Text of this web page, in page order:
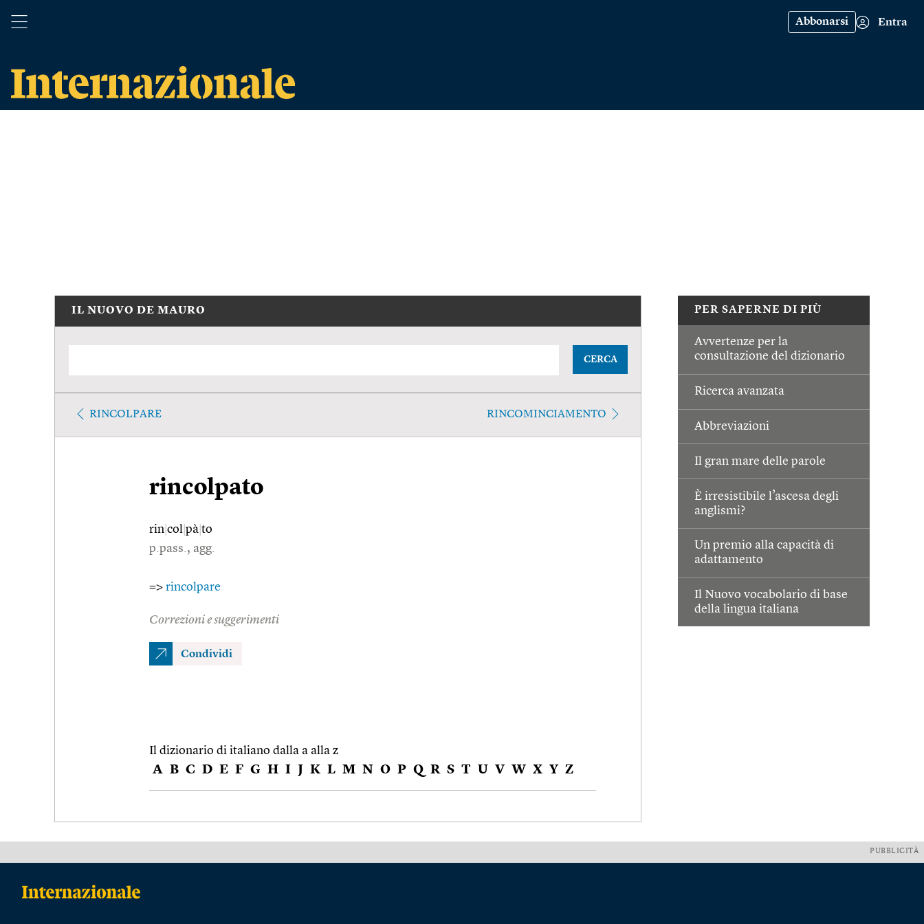
Abbonarsi Entra
PER SAPERNE DI PIÙ
Avvertenze per la
consultazione del dizionario
Ricerca avanzata
Abbreviazioni
Il gran mare delle parole
È irresistibile l’ascesa degli
anglismi?
Un premio alla capacità di
adattamento
Il Nuovo vocabolario di base
della lingua italiana
IL NUOVO DE MAURO
CERCA
RINCOLPARE RINCOMINCIAMENTO
rincolpato
rin col pà to
p.pass., agg.
=> rincolpare
Correzioni e suggerimenti
Condividi
Il dizionario di italiano dalla a alla z
A B C D E F G H I J K L M N O P Q R S T U V W X Y Z
PUBBLICITÀ